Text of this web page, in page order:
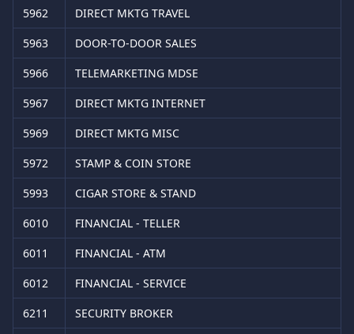
5962
DIRECT MKTG TRAVEL
5963
DOOR-TO-DOOR SALES
5966
TELEMARKETING MDSE
5967
DIRECT MKTG INTERNET
5969
DIRECT MKTG MISC
5972
STAMP & COIN STORE
5993
CIGAR STORE & STAND
6010
FINANCIAL - TELLER
6011
FINANCIAL - ATM
6012
FINANCIAL - SERVICE
6211
SECURITY BROKER